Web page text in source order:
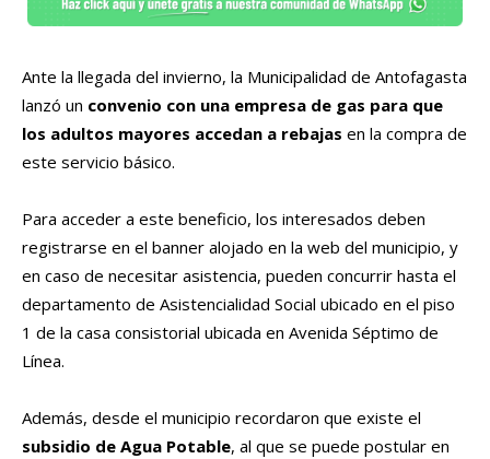
Ante la llegada del invierno, la Municipalidad de Antofagasta
lanzó un convenio con una empresa de gas para que
los adultos mayores accedan a rebajas en la compra de
este servicio básico.
Para acceder a este beneficio, los interesados deben
registrarse en el banner alojado en la web del municipio, y
en caso de necesitar asistencia, pueden concurrir hasta el
departamento de Asistencialidad Social ubicado en el piso
1 de la casa consistorial ubicada en Avenida Séptimo de
Línea.
Además, desde el municipio recordaron que existe el
subsidio de Agua Potable, al que se puede postular en